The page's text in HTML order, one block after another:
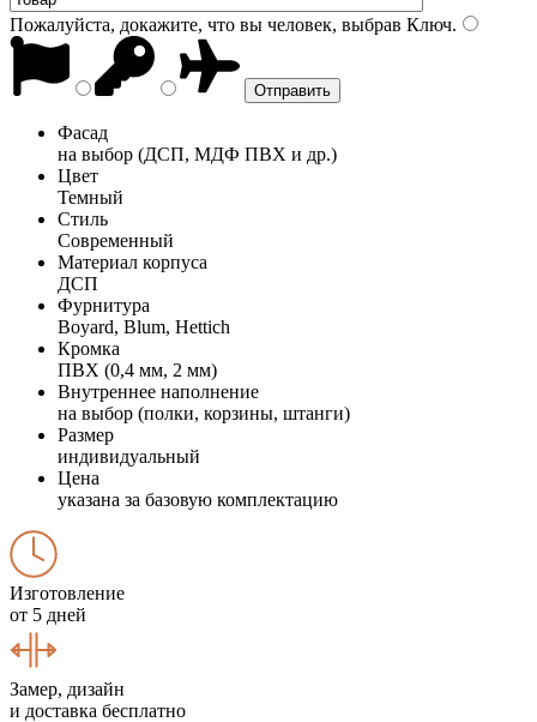
Пожалуйста, докажите, что вы человек, выбрав Ключ.
Фасад
на выбор (ДСП, МДФ ПВХ и др.)
Цвет
Темный
Стиль
Современный
Материал корпуса
ДСП
Фурнитура
Boyard, Blum, Hettich
Кромка
ПВХ (0,4 мм, 2 мм)
Внутреннее наполнение
на выбор (полки, корзины, штанги)
Размер
индивидуальный
Цена
указана за базовую комплектацию
Изготовление
от 5 дней
Замер, дизайн
и доставка бесплатно